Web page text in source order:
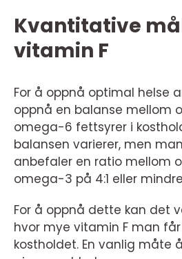
Kvantitative
vitamin F
For å oppnå optimal helse
oppnå en balanse mellom
omega-6 fettsyrer i
balansen varierer, men
anbefaler en ratio mellom
omega-3 på 4:1 eller
For å oppnå dette kan det
hvor mye vitamin F man
kostholdet. En vanlig måte